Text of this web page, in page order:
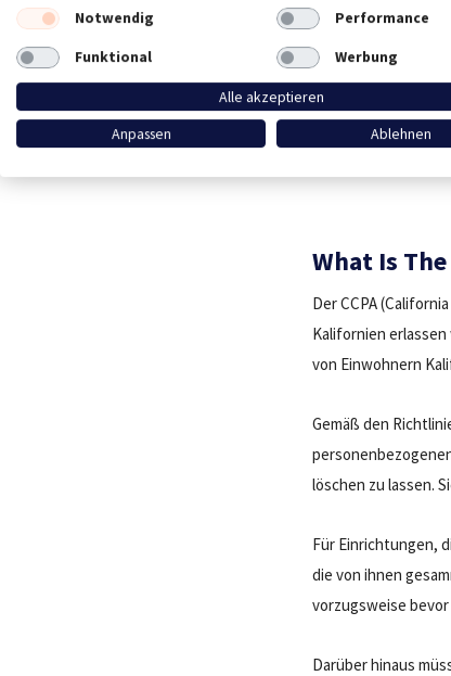
besten Interesse
notwendigen
Consent Manager
können Ihrem
What Is The
Der CCPA
Kalifornien
von Einwohnern
Gemäß den
löschen zu lassen.
Für Einrichtungen,
die von ihnen
vorzugsweise
Darüber hinaus
Notwendig
Performance
Funktional
Werbung
Alle akzeptieren
Anpassen
Ablehnen